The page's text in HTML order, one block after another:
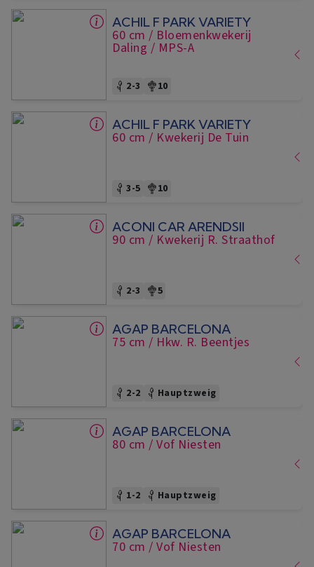
ACHIL F PARK VARIETY
60 cm / Bloemenkwekerij
Daling / MPS-A
2-3 10
ACHIL F PARK VARIETY
60 cm / Kwekerij De Tuin
3-5 10
ACONI CAR ARENDSII
90 cm / Kwekerij R. Straathof
2-3 5
AGAP BARCELONA
75 cm / Hkw. R. Beentjes
2-2 Hauptzweig
AGAP BARCELONA
80 cm / Vof Niesten
1-2 Hauptzweig
AGAP BARCELONA
70 cm / Vof Niesten